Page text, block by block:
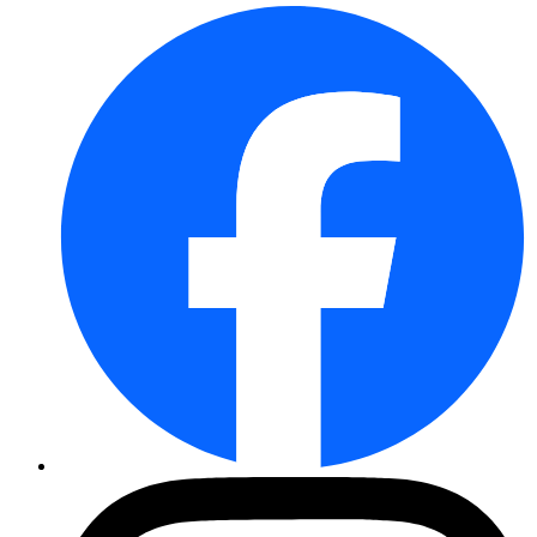
Kräuter der Provence - Saatsch ...
Pflücksalat Fitness Mix - Saat ...
Tee-Kräuter - Saatscheiben Set ...
Pikante Kräuter - Saatscheiben ...
Basilikum Genoveser - Saatsche ...
Basilikum-Mix - Saatscheiben S ...